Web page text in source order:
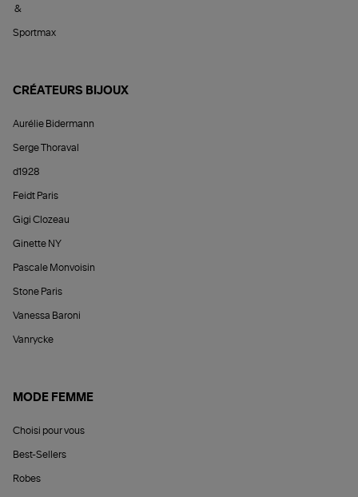
&
Sportmax
CRÉATEURS BIJOUX
Aurélie Bidermann
Serge Thoraval
d1928
Feidt Paris
Gigi Clozeau
Ginette NY
Pascale Monvoisin
Stone Paris
Vanessa Baroni
Vanrycke
MODE FEMME
Choisi pour vous
Best-Sellers
Robes